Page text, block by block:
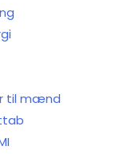
til mænd